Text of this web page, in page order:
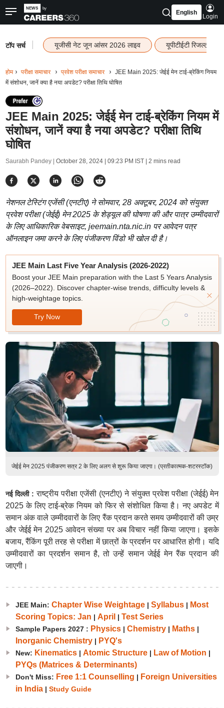
English
Login
टॉप सर्च यूजीसी नेट जून आंसर 2026 लाइव यूपीटीईटी रिजल्ट
होम परीक्षा समाचार प्रवेश परीक्षा समाचार
JEE Main 2025: जेईई मेन टाई-ब्रेकिंग नियम
में संशोधन, जानें क्या है नया अपडेट? परीक्षा तिथि घोषित
JEE Main 2025: जेईई मेन टाई-ब्रेकिंग नियम में
संशोधन, जानें क्या है नया अपडेट? परीक्षा तिथि
घोषित
Saurabh Pandey | October 28, 2024 | 09:23 PM IST| 2 mins read
नेशनल टेस्टिंग एजेंसी (एनटीए) ने सोमवार, 28 अक्टूबर, 2024 को संयुक्त
प्रवेश परीक्षा (जेईई) मेन 2025 के शेड्यूल की घोषणा की और पात्र उम्मीदवारों
के लिए आधिकारिक वेबसाइट, jeemain.nta.nic.in पर आवेदन पत्र
ऑनलाइन जमा करने के लिए पंजीकरण विंडो भी खोल दी है।
JEE Main Last Five Year Analysis (2026-2022)
Boost your JEE Main preparation with the Last 5 Years Analysis
(2026–2022). Discover chapter-wise trends, difficulty levels &
high-weightage topics.
Try Now
जेईई मेन 2025 पंजीकरण सत्र 2 के लिए अलग से शुरू किया जाएगा। (प्रतीकात्मक-शटरस्टॉक)
नई दिल्ली :राष्ट्रीय परीक्षा एजेंसी (एनटीए) ने संयुक्त प्रवेश परीक्षा (जेईई) मेन
2025 के लिए टाई-ब्रेक नियम को फिर से संशोधित किया है। नए अपडेट में
समान अंक वाले उम्मीदवारों के लिए रैंक प्रदान करते समय उम्मीदवारों की उम्र
और जेईई मेन 2025 आवेदन संख्या पर अब विचार नहीं किया जाएगा। इसके
बजाय, रैंकिंग पूरी तरह से परीक्षा में छात्रों के प्रदर्शन पर आधारित होगी। यदि
उम्मीदवारों का प्रदर्शन समान है, तो उन्हें समान जेईई मेन रैंक प्रदान की
जाएगी।
JEE Main: Chapter Wise Weightage| Syllabus| Most
Scoring Topics: Jan | April | Test Series
Sample Papers 2027 : Physics| Chemistry| Maths|
Inorganic Chemistry| PYQ's
New: Kinematics| Atomic Structure| Law of Motion |
PYQs (Matrices & Determinants)
Don't Miss: Free 1:1 Counselling | Foreign Universities
in India| Study Guide